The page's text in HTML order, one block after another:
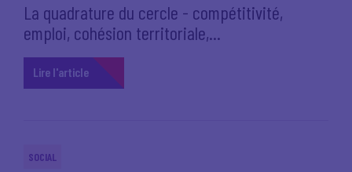
La quadrature du cercle - compétitivité,
emploi, cohésion territoriale,...
Lire l'article
SOCIAL